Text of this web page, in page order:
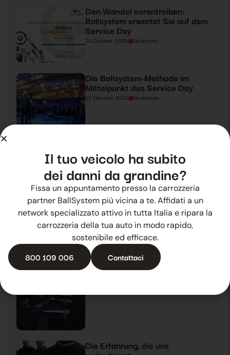
Den Wandel vorantreiben:
Ballsystem erwartet Sie auf dem
Service Day
24 Oktober 2025 Neuheiten
Die Ballsystem-Methode im
Mittelpunkt des Service Day
25 Oktober 2025 Neuheiten
Dealer Day 2019
26 Oktober 2025 Neuheiten
Ballsystem im Mittelpunkt des
Automotive Dealer Day 2019
27 Oktober 2025 Neuheiten
Die Erfahrung, die uns
Il tuo veicolo ha subito
dei danni da grandine?
Fissa un appuntamento presso la carrozzeria
partner BallSystem più vicina a te. Affidati a un
network specializzato attivo in tutta Italia e ripara la
carrozzeria della tua auto in modo rapido,
sostenibile ed efficace.
800 109 006 Contattaci